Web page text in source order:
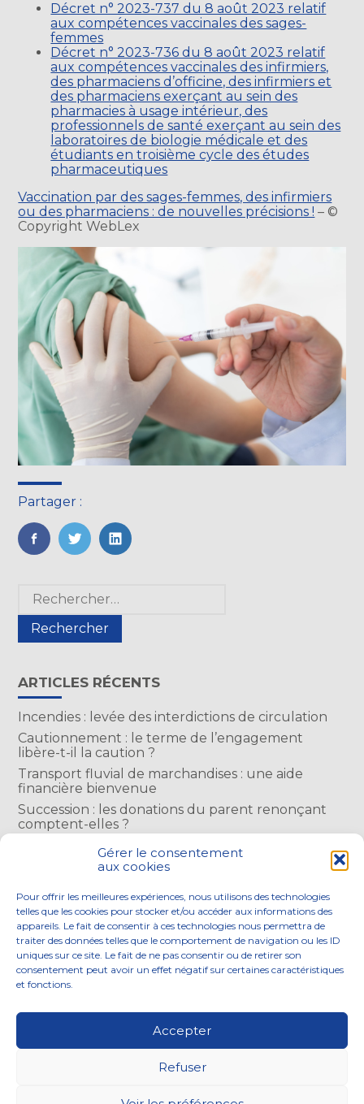
Gérer le consentement
aux cookies
Pour offrir les meilleures expériences, nous utilisons des technologies
telles que les cookies pour stocker et/ou accéder aux informations des
appareils. Le fait de consentir à ces technologies nous permettra de
traiter des données telles que le comportement de navigation ou les ID
uniques sur ce site. Le fait de ne pas consentir ou de retirer son
consentement peut avoir un effet négatif sur certaines caractéristiques
et fonctions.
Accepter
Refuser
Décret n° 2023-737 du 8 août 2023 relatif
aux compétences vaccinales des sages-
femmes
Décret n° 2023-736 du 8 août 2023 relatif
aux compétences vaccinales des infirmiers,
des pharmaciens d’officine, des infirmiers et
des pharmaciens exerçant au sein des
pharmacies à usage intérieur, des
professionnels de santé exerçant au sein des
laboratoires de biologie médicale et des
étudiants en troisième cycle des études
pharmaceutiques
Vaccination par des sages-femmes, des infirmiers
ou des pharmaciens : de nouvelles précisions ! – ©
Copyright WebLex
Partager :
FaceBook
TwitterLinkedIn
Blog
sidebar
Rechercher :
ARTICLES RÉCENTS
Incendies : levée des interdictions de circulation
Cautionnement : le terme de l’engagement
libère-t-il la caution ?
Transport fluvial de marchandises : une aide
financière bienvenue
Succession : les donations du parent renonçant
comptent-elles ?
Encadrement des loyers : une année de plus
COMMENTAIRES RÉCENTS
FooterNOS ENGAGEMENTS
SOLUTIONS NUMÉRIQUES
ACTUALITÉS
NOUS REJOINDRE
CONTACTEZ-NOUS